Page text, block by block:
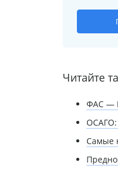
Читайте
ФАС —
ОСАГО:
Самые